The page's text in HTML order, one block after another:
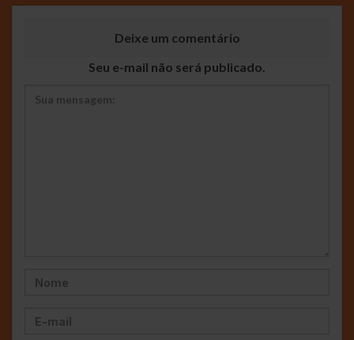
Deixe um comentário
Seu e-mail não será publicado.